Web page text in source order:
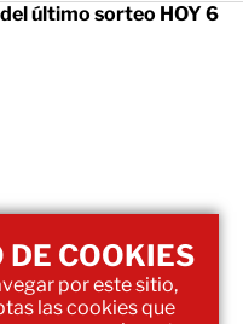
último sorteo HOY 6
DE COOKIES
por este sitio,
las cookies que